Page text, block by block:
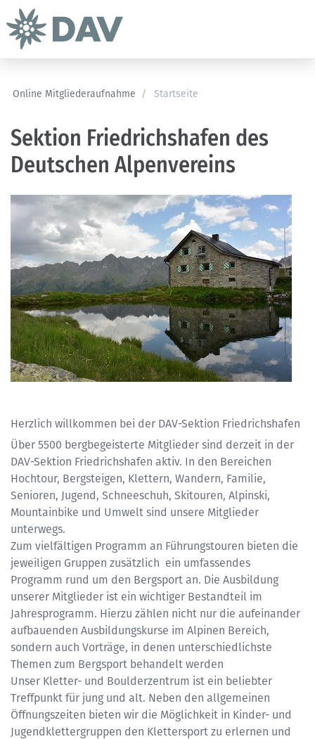
Online Mitgliederaufnahme / Startseite
Sektion Friedrichshafen des
Deutschen Alpenvereins
Herzlich willkommen bei der DAV-Sektion Friedrichshafen
Über 5500 bergbegeisterte Mitglieder sind derzeit in der
DAV-Sektion Friedrichshafen aktiv. In den Bereichen
Hochtour, Bergsteigen, Klettern, Wandern, Familie,
Senioren, Jugend, Schneeschuh, Skitouren, Alpinski,
Mountainbike und Umwelt sind unsere Mitglieder
unterwegs.
Zum vielfältigen Programm an Führungstouren bieten die
jeweiligen Gruppen zusätzlich ein umfassendes
Programm rund um den Bergsport an. Die Ausbildung
unserer Mitglieder ist ein wichtiger Bestandteil im
Jahresprogramm. Hierzu zählen nicht nur die aufeinander
aufbauenden Ausbildungskurse im Alpinen Bereich,
sondern auch Vorträge, in denen unterschiedlichste
Themen zum Bergsport behandelt werden
Unser Kletter- und Boulderzentrum ist ein beliebter
Treffpunkt für jung und alt. Neben den allgemeinen
Öffnungszeiten bieten wir die Möglichkeit in Kinder- und
Jugendklettergruppen den Klettersport zu erlernen und